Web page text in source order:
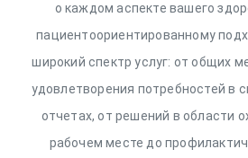
о каждом аспекте вашего
пациентоориентированному
широкий спектр услуг: от общих
удовлетворения потребностей в
отчетах, от решений в области
рабочем месте до